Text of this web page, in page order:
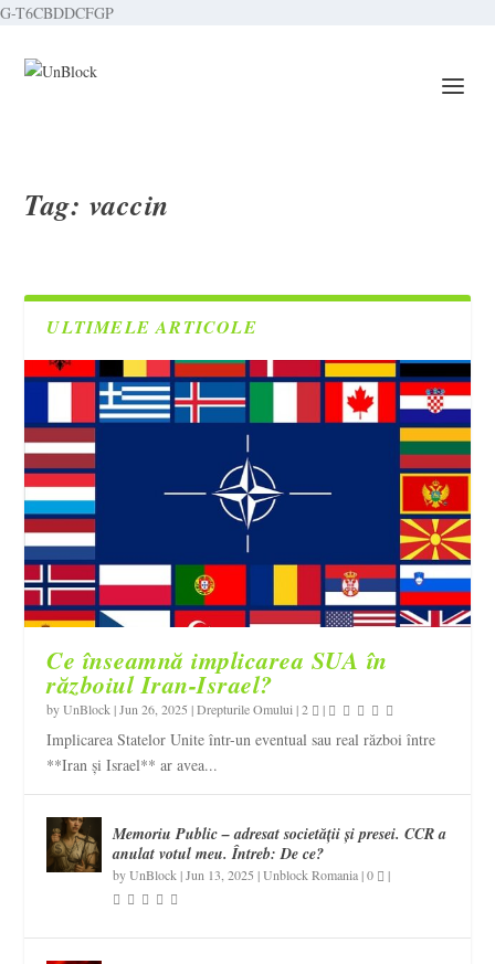
G-T6CBDDCFGP
Tag: vaccin
ULTIMELE ARTICOLE
Ce înseamnă implicarea SUA în
războiul Iran-Israel?
byUnBlock |Jun 26, 2025 |Drepturile Omului |2 |
Implicarea Statelor Unite într-un eventual sau real război între
**Iran și Israel** ar avea...
Memoriu Public – adresat societății și presei. CCR a
anulat votul meu. Întreb: De ce?
byUnBlock |Jun 13, 2025 |Unblock Romania|0 |